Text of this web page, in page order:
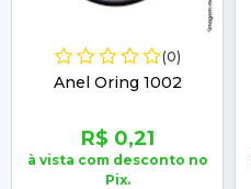
(0)
Anel Oring 1002
R$ 0,21
à vista com desconto no
Pix.